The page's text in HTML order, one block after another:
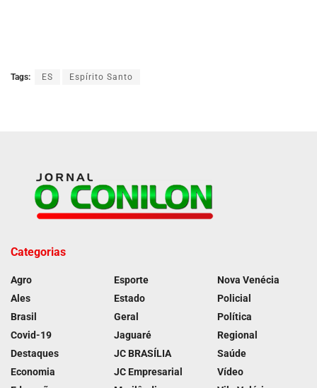
Tags: ES Espírito Santo
Categorias
Agro
Ales
Brasil
Covid-19
Destaques
Economia
Esporte
Estado
Geral
Jaguaré
JC BRASÍLIA
JC Empresarial
Nova Venécia
Policial
Política
Regional
Saúde
Vídeo